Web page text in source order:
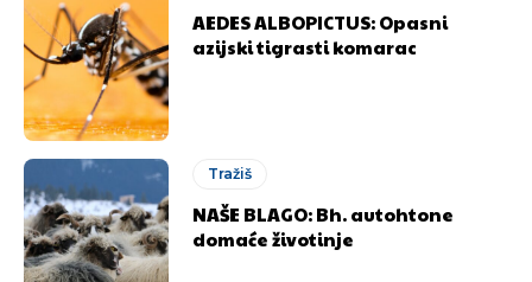
AEDES ALBOPICTUS: Opasni
azijski tigrasti komarac
Tražiš
NAŠE BLAGO: Bh. autohtone
domaće životinje